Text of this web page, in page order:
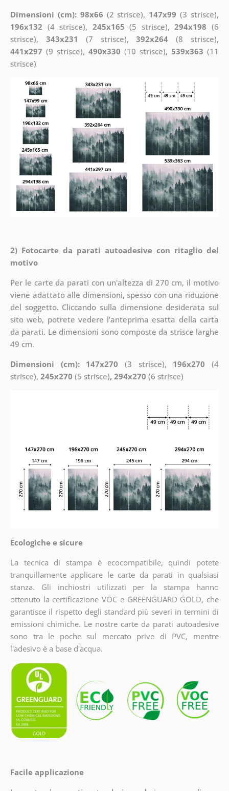
Dimensioni (cm): 98x66 (2 strisce), 147x99 (3 strisce),
196x132 (4 strisce), 245x165 (5 strisce),294x198 (6
strisce), 343x231 (7 strisce),392x264 (8 strisce),
441x297 (9 strisce), 490x330 (10 strisce),539x363 (11
strisce)
2) Fotocarte da parati autoadesive con ritaglio del
motivo
Per le carte da parati con un'altezza di 270 cm, il motivo
viene adattato alle dimensioni, spesso con una riduzione
del soggetto. Cliccando sulla dimensione desiderata sul
sito web, potrete vedere l’anteprima esatta della carta
da parati. Le dimensioni sono composte da strisce larghe
49 cm.
Dimensioni (cm): 147x270 (3 strisce), 196x270 (4
strisce), 245x270 (5 strisce), 294x270 (6 strisce)
Ecologiche e sicure
La tecnica di stampa è ecocompatibile, quindi potete
tranquillamente applicare le carte da parati in qualsiasi
stanza. Gli inchiostri utilizzati per la stampa hanno
ottenuto la certificazione VOC e GREENGUARD GOLD, che
garantisce il rispetto degli standard più severi in termini di
emissioni chimiche. Le nostre carte da parati autoadesive
sono tra le poche sul mercato prive di PVC, mentre
l'adesivo è a base d'acqua.
Facile applicazione